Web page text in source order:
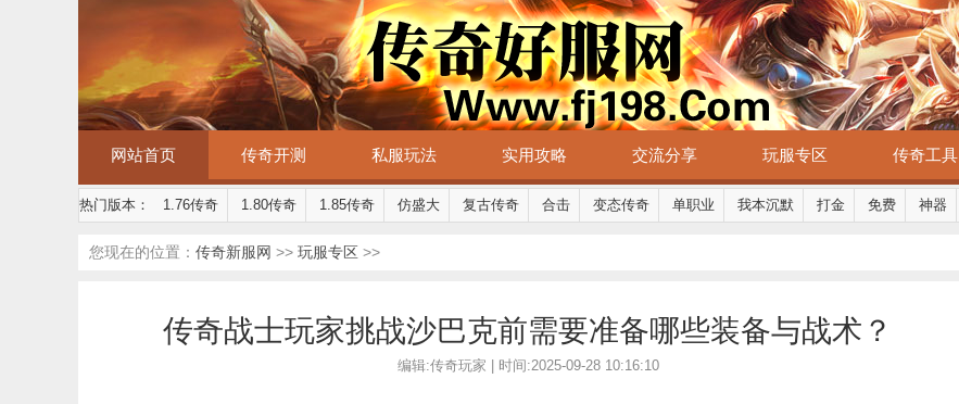
网站首页 传奇开测 私服玩法 实用攻略 交流分享 玩服专区 传奇工具
热门版本： 1.76传奇 1.80传奇 1.85传奇 仿盛大 复古传奇 合击 变态传奇 单职业 我本沉默 打金 免费 神器
您现在的位置： 传奇新服网 >> 玩服专区 >>
传奇战士玩家挑战沙巴克前需要准备哪些装备与战术？
编辑:传奇玩家 | 时间:2025-09-28 10:16:10